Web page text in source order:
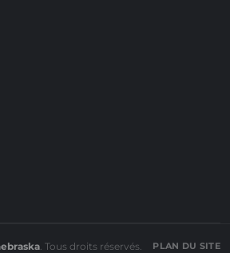
. Tous droits réservés. PLAN DU SITE